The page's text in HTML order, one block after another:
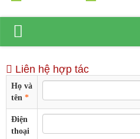
Giới thiệu
Đồng hồ
Liên hệ hợp tác
Họ và
tên *
Điện
thoại